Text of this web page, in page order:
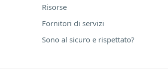
Risorse
Fornitori di servizi
Sono al sicuro e rispettato?